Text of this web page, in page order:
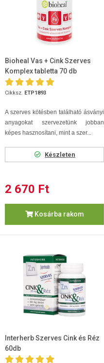
Bioheal Vas + Cink Szerves
Komplex tabletta 70 db
Cikksz. ETP1893
A szerves kötésben található ásványi
anyagokat szervezetünk jobban
képes hasznosítani, mint a szer...
Készleten
2 670 Ft
Kosárba rakom
Interherb Szerves Cink és Réz
60db